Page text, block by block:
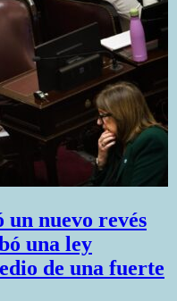
nuevo revés
una ley
de una fuerte